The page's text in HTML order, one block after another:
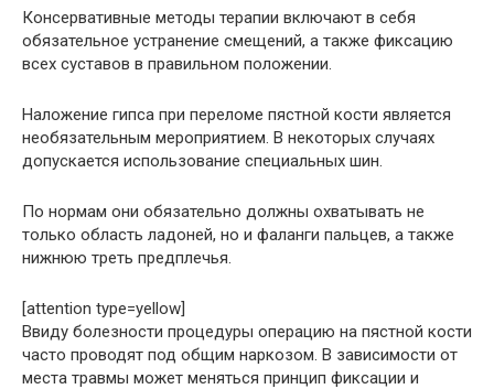
Консервативные методы терапии включают в себя
обязательное устранение смещений, а также фиксацию
всех суставов в правильном положении.
Наложение гипса при переломе пястной кости является
необязательным мероприятием. В некоторых случаях
допускается использование специальных шин.
По нормам они обязательно должны охватывать не
только область ладоней, но и фаланги пальцев, а также
нижнюю треть предплечья.
[attention type=yellow]
Ввиду болезности процедуры операцию на пястной кости
часто проводят под общим наркозом. В зависимости от
места травмы может меняться принцип фиксации и